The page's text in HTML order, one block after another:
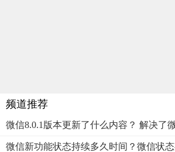
频道推荐
微信8.0.1版本更新了什么内容？ 解决了
微信新功能状态持续多久时间？微信状